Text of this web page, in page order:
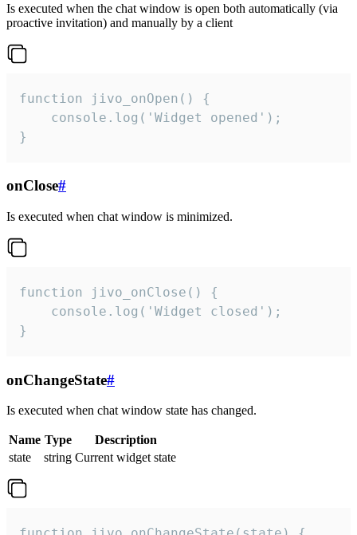
Is executed when the chat window is open both automatically (via
proactive invitation) and manually by a client
function jivo_onOpen() {
    console.log('Widget opened');
}
onClose#
Is executed when chat window is minimized.
function jivo_onClose() {
    console.log('Widget closed');
}
onChangeState#
Is executed when chat window state has changed.
Name Type
Description
state
string Current widget state